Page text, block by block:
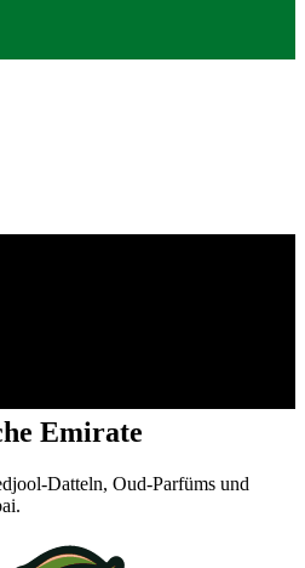
Emirate
Datteln, Oud-Parfüms und